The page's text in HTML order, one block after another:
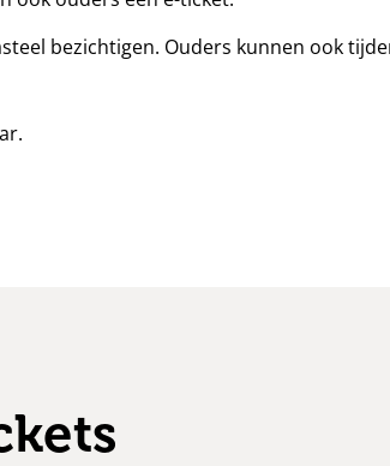
bezichtigen. Ouders kunnen ook